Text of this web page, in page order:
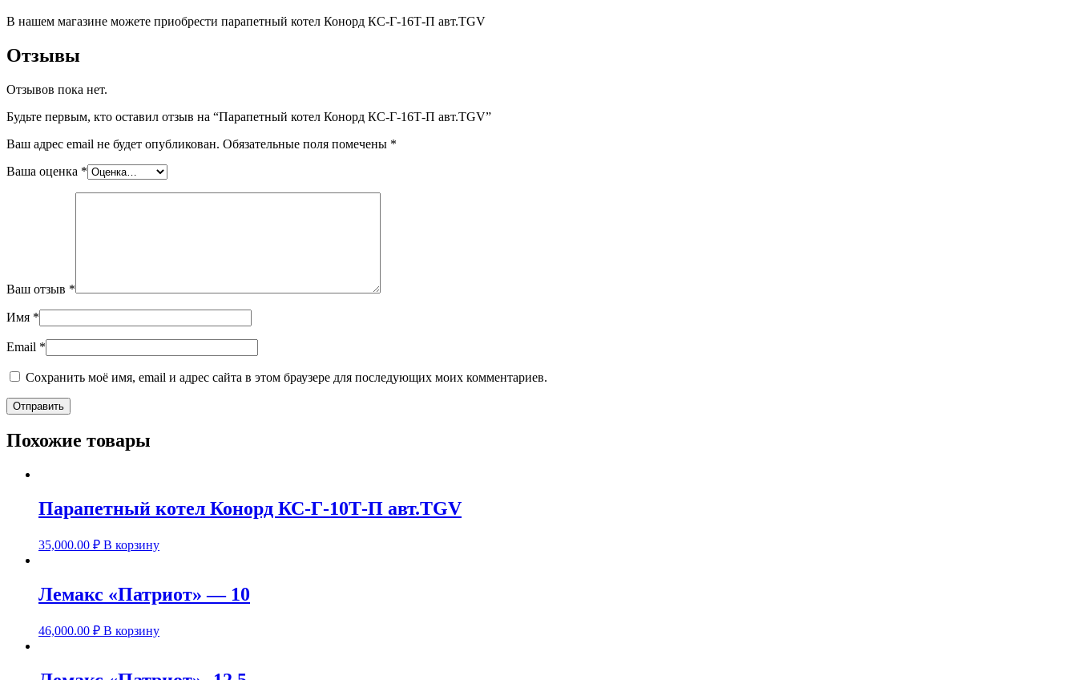
В нашем магазине можете приобрести парапетный котел Конорд КС-Г-16Т-П авт.TGV
Отзывы
Отзывов пока нет.
Будьте первым, кто оставил отзыв на “Парапетный котел Конорд КС-Г-16Т-П авт.TGV”
Ваш адрес email не будет опубликован. Обязательные поля помечены *
Ваша оценка *
Ваш отзыв *
Имя *
Email *
Сохранить моё имя, email и адрес сайта в этом браузере для последующих моих комментариев.
Похожие товары
Парапетный котел Конорд КС-Г-10Т-П авт.TGV
35,000.00 ₽ В корзину
Лемакс «Патриот» — 10
46,000.00 ₽ В корзину